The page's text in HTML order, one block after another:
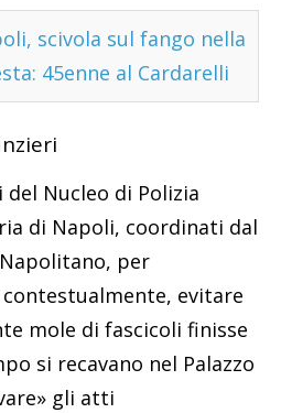
scivola sul fango nella
45enne al Cardarelli
Nucleo di Polizia
di Napoli, coordinati dal
per
evitare
mole di fascicoli finisse
si recavano nel Palazzo
gli atti